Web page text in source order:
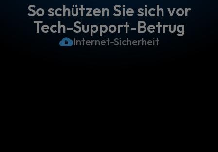
So schützen Sie sich vor
Tech-Support-Betrug
Internet-Sicherheit